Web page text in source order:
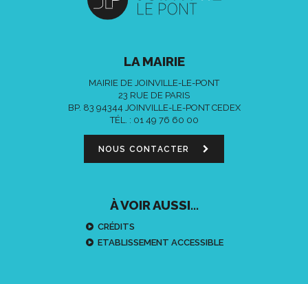
LA MAIRIE
MAIRIE DE JOINVILLE-LE-PONT
23 RUE DE PARIS
BP. 83 94344 JOINVILLE-LE-PONT CEDEX
TÉL. : 01 49 76 60 00
NOUS CONTACTER
À VOIR AUSSI...
CRÉDITS
ETABLISSEMENT ACCESSIBLE